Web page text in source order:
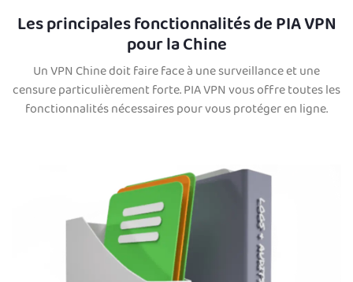
Les principales fonctionnalités de PIA VPN
pour la Chine
Un VPN Chine doit faire face à une surveillance et une
censure particulièrement forte. PIA VPN vous offre toutes les
fonctionnalités nécessaires pour vous protéger en ligne.